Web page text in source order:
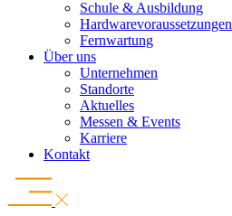
Schule & Ausbildung
Hardwarevoraussetzungen
Fernwartung
Über uns
Unternehmen
Standorte
Aktuelles
Messen & Events
Karriere
Kontakt